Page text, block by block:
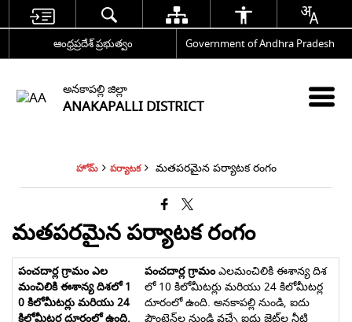
ఆంధ్రప్రదేశ్ ప్రభుత్వం Government of Andhra Pradesh
అనకాపల్లి జిల్లా
ANAKAPALLI DISTRICT
హోమ్ పర్యాటక మతపరమైన పర్యాటక రంగం
మతపరమైన పర్యాటక రంగం
పంచదార్ల గ్రామంఎలమంచిలికి ఈశాన్య దిశ
లో 10 కిలోమీటర్లు మరియు 24 కిలోమీటర్ల
దూరంలో ఉంది. అనకాపల్లి నుండి, ఐదు
ఫౌంటైన్‌ల నుండి వచ్చే ఐదు జెట్‌ల నీటి